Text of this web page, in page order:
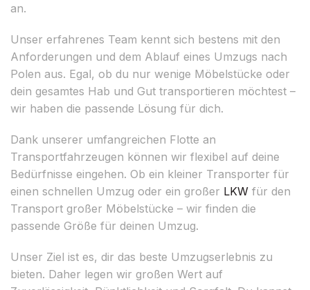
an.
Unser erfahrenes Team kennt sich bestens mit den
Anforderungen und dem Ablauf eines Umzugs nach
Polen aus. Egal, ob du nur wenige Möbelstücke oder
dein gesamtes Hab und Gut transportieren möchtest –
wir haben die passende Lösung für dich.
Dank unserer umfangreichen Flotte an
Transportfahrzeugen können wir flexibel auf deine
Bedürfnisse eingehen. Ob ein kleiner Transporter für
einen schnellen Umzug oder ein großer LKW für den
Transport großer Möbelstücke – wir finden die
passende Größe für deinen Umzug.
Unser Ziel ist es, dir das beste Umzugserlebnis zu
bieten. Daher legen wir großen Wert auf